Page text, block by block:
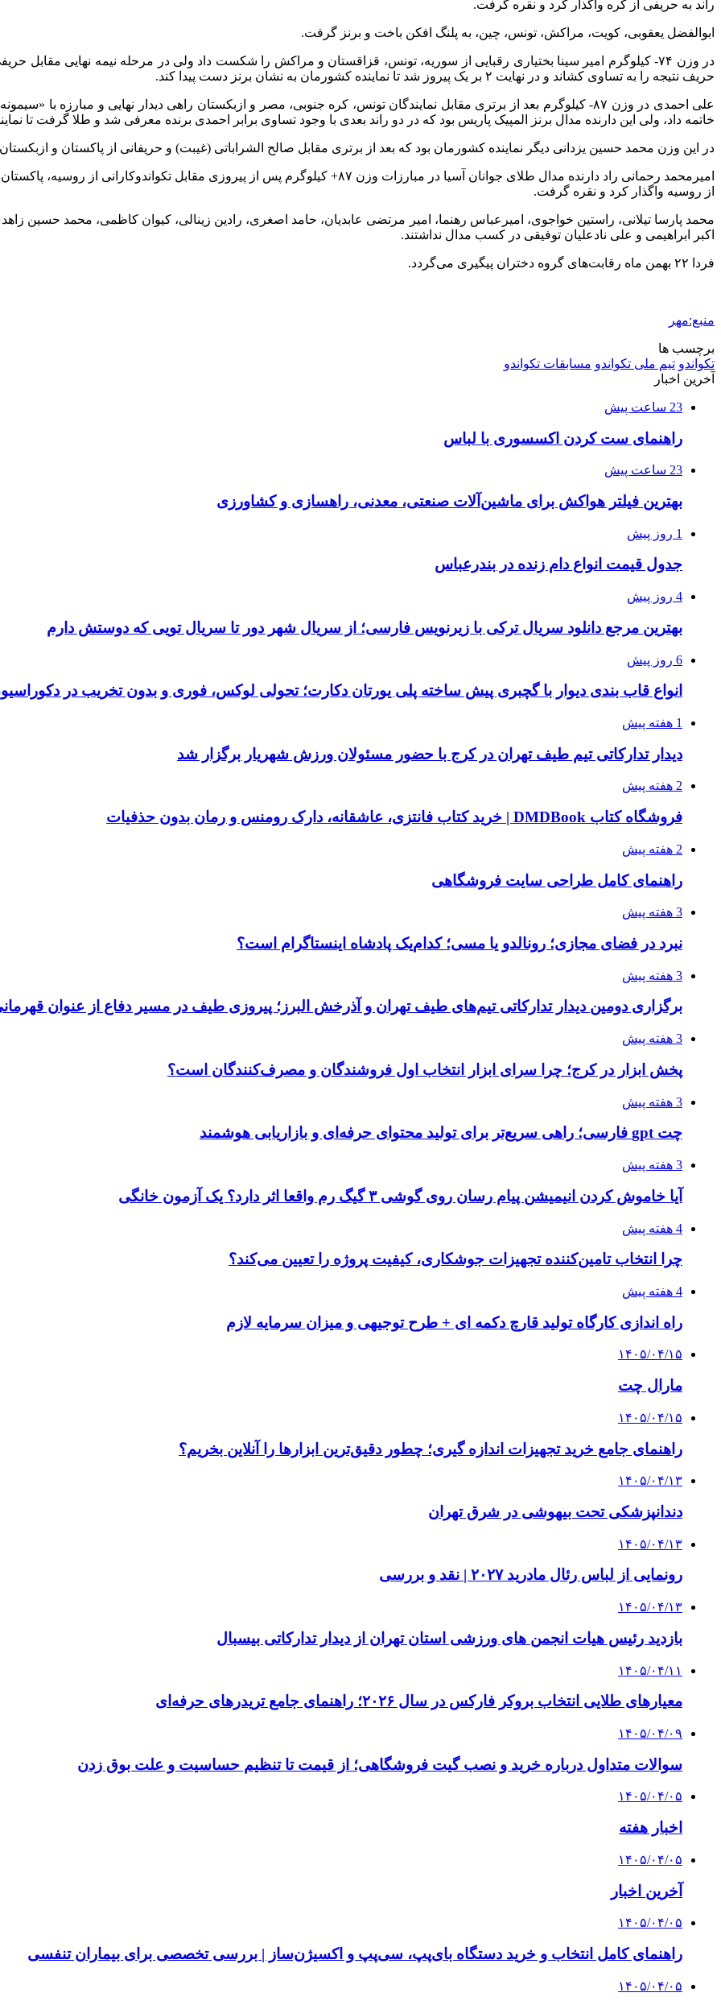
راند به حریفی از کره واگذار کرد و نقره گرفت.
ابوالفضل یعقوبی، کویت، مراکش، تونس، چین، به پلنگ افکن باخت و برنز گرفت.
در وزن ۷۴- کیلوگرم امیر سینا بختیاری رقبایی از سوریه، تونس، قزاقستان و مراکش را شکست داد ولی در مرحله نیمه نهایی مقابل
حریف نتیجه را به تساوی کشاند و در نهایت ۲ بر یک پیروز شد تا نماینده کشورمان به نشان برنز دست پیدا کند.
علی احمدی در وزن ۸۷- کیلوگرم بعد از برتری مقابل نمایندگان تونس، کره جنوبی، مصر و ازبکستان راهی دیدار نهایی و مبارزه
خاتمه داد، ولی این دارنده مدال برنز المپیک پاریس بود که در دو راند بعدی با وجود تساوی برابر احمدی برنده معرفی شد و طلا گرفت تا
در این وزن محمد حسین یزدانی دیگر نماینده کشورمان بود که بعد از برتری مقابل صالح الشراباتی (غیبت) و حریفانی از پاکستان و ازبکستان
امیرمحمد رحمانی راد دارنده مدال طلای جوانان آسیا در مبارزات وزن ۸۷+ کیلوگرم پس از پیروزی
از روسیه واگذار کرد و نقره گرفت.
محمد پارسا تیلانی، راستین خواجوی، امیرعباس رهنما، امیر مرتضی عابدیان، حامد اصغری، رادین زینالی، کیوان کاظمی، محمد
اکبر ابراهیمی و علی نادعلیان توفیقی در کسب مدال نداشتند.
فردا ۲۲ بهمن ماه رقابت‌های گروه دختران پیگیری می‌گردد.
منبع:مهر
برچسب ها
تکواندو تیم ملی تکواندو مسابقات تکواندو
آخرین اخبار
23 ساعت پیش
راهنمای ست کردن اکسسوری با لباس
23 ساعت پیش
بهترین فیلتر هواکش برای ماشین‌آلات صنعتی، معدنی، راهسازی و کشاورزی
1 روز پیش
جدول قیمت انواع دام زنده در بندرعباس
4 روز پیش
بهترین مرجع دانلود سریال ترکی با زیرنویس فارسی؛ از سریال شهر دور تا سریال تویی که دوستش دارم
6 روز پیش
انواع قاب بندی دیوار با گچبری پیش ساخته پلی یورتان دکارت؛ تحولی لوکس، فوری و بدون تخریب در
1 هفته پیش
دیدار تدارکاتی تیم طیف تهران در کرج با حضور مسئولان ورزش شهریار برگزار شد
2 هفته پیش
فروشگاه کتاب DMDBook | خرید کتاب فانتزی، عاشقانه، دارک رومنس و رمان بدون حذفیات
2 هفته پیش
راهنمای کامل طراحی سایت فروشگاهی
3 هفته پیش
نبرد در فضای مجازی؛ رونالدو یا مسی؛ کدام‌یک پادشاه اینستاگرام است؟
3 هفته پیش
برگزاری دومین دیدار تدارکاتی تیم‌های طیف تهران و آذرخش البرز؛ پیروزی طیف در مسیر دفاع از عنوان
3 هفته پیش
پخش ابزار در کرج؛ چرا سرای ابزار انتخاب اول فروشندگان و مصرف‌کنندگان است؟
3 هفته پیش
چت gpt فارسی؛ راهی سریع‌تر برای تولید محتوای حرفه‌ای و بازاریابی هوشمند
3 هفته پیش
آیا خاموش کردن انیمیشن پیام رسان روی گوشی ۳ گیگ رم واقعا اثر دارد؟ یک آزمون خانگی
4 هفته پیش
چرا انتخاب تامین‌کننده تجهیزات جوشکاری، کیفیت پروژه را تعیین می‌کند؟
4 هفته پیش
راه اندازی کارگاه تولید قارچ دکمه ای + طرح توجیهی و میزان سرمایه لازم
۱۴۰۵/۰۴/۱۵
مارال چت
۱۴۰۵/۰۴/۱۵
راهنمای جامع خرید تجهیزات اندازه گیری؛ چطور دقیق‌ترین ابزارها را آنلاین بخریم؟
۱۴۰۵/۰۴/۱۳
دندانپزشکی تحت بیهوشی در شرق تهران
۱۴۰۵/۰۴/۱۳
رونمایی از لباس رئال مادرید ۲۰۲۷ | نقد و بررسی
۱۴۰۵/۰۴/۱۳
بازدید رئیس هیات انجمن های ورزشی استان تهران از دیدار تدارکاتی بیسبال
۱۴۰۵/۰۴/۱۱
معیارهای طلایی انتخاب بروکر فارکس در سال ۲۰۲۶؛ راهنمای جامع تریدرهای حرفه‌ای
۱۴۰۵/۰۴/۰۹
سوالات متداول درباره خرید و نصب گیت فروشگاهی؛ از قیمت تا تنظیم حساسیت و علت بوق زدن
۱۴۰۵/۰۴/۰۵
اخبار هفته
۱۴۰۵/۰۴/۰۵
آخرین اخبار
۱۴۰۵/۰۴/۰۵
راهنمای کامل انتخاب و خرید دستگاه بای‌پپ، سی‌پپ و اکسیژن‌ساز | بررسی تخصصی برای بیماران تنفسی
۱۴۰۵/۰۴/۰۵